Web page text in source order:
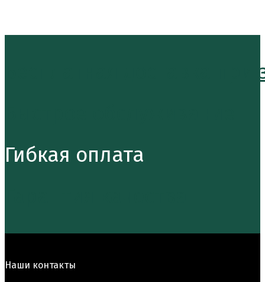
Бесплатная доставка при
Гибкая оплата
Наши контакты